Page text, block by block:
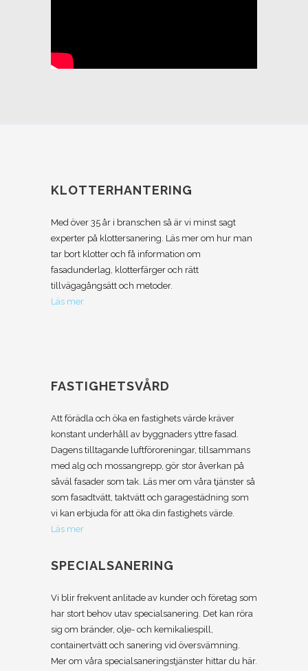
KLOTTERHANTERING
Med över 35 år i branschen så är vi minst sagt
experter på klottersanering. Läs mer om hur man
tar bort klotter och få information om
fasadunderlag, klotterfärger och rätt
tillvägagångsätt och metoder.
Läs mer
FASTIGHETSVÅRD
Att förädla och öka en fastighets värde kräver
konstant underhåll av byggnaders yttre fasad.
Dagens tilltagande luftföroreningar, tillsammans
med alg och mossangrepp, gör stor åverkan på
såväl fasader som tak. Läs mer om våra tjänster så
som fasadtvätt, taktvätt och garagestädning som
vi kan erbjuda för att öka din fastighets värde.
Läs mer
SPECIALSANERING
Vi blir frekvent anlitade av kunder och företag som
har stort behov utav specialsanering. Det kan röra
sig om bränder, olje- och kemikaliespill,
containertvätt och sanering vid översvämning.
Mer om våra specialsaneringstjänster hittar du här.